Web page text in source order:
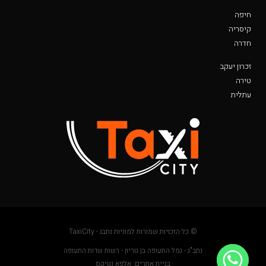
חיפה
קיסריה
חדרה
זכרון יעקב
טירה
עתלית
© כל הזכויות שמורות למוניות נתבג - TaxiCity
נתב"ג - נמל התעופה בן גוריון - רשות שדות התעופה
בניית אתרים: אלפא נטיקס